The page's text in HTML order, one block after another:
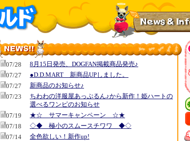
07/28
8月15日発売、DOGFAN掲載商品発売♪
07/27
●D.D.MART 新商品UPしました。
07/27
新商品のお知らせ♪
07/23
ちわわの洋服屋あっぷるん♪から新作！姫ハートの
選べるワンピのお知らせ
07/19
★☆ サマーキャンペーン ☆★
07/18
◇◆ 極小のスムースチワワ ◆◇
07/14
全色欲しい！新作up!